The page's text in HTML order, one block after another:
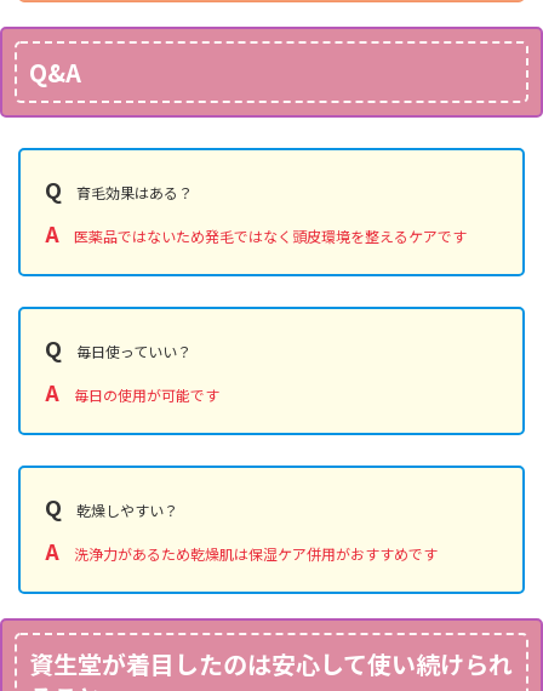
Q&A
Q 育毛効果はある？
A 医薬品ではないため発毛ではなく頭皮環境を整えるケアです
Q 毎日使っていい？
A 毎日の使用が可能です
Q 乾燥しやすい？
A 洗浄力があるため乾燥肌は保湿ケア併用がおすすめです
資生堂が着目したのは安心して使い続けられ